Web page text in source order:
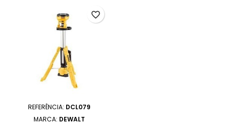
REFERÊNCIA: DCL079
MARCA: DEWALT
favorite_border